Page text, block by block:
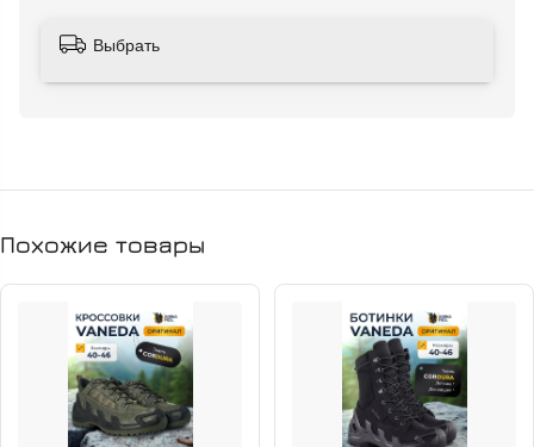
Выбрать
Похожие товары